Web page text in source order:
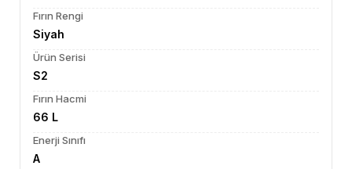
Fırın Rengi
Siyah
Ürün Serisi
S2
Fırın Hacmi
66 L
Enerji Sınıfı
A